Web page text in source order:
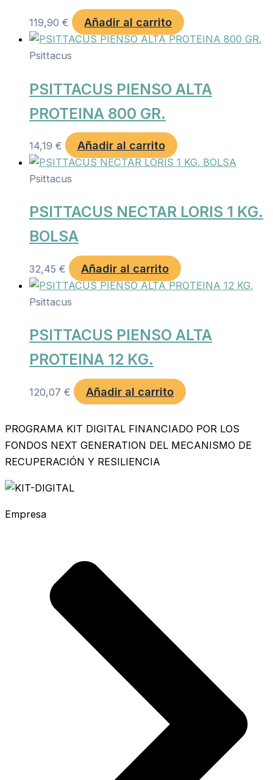
119,90 € Añadir al carrito
Psittacus
PSITTACUS PIENSO ALTA
PROTEINA 800 GR.
14,19 € Añadir al carrito
Psittacus
PSITTACUS NECTAR LORIS 1 KG.
BOLSA
32,45 € Añadir al carrito
Psittacus
PSITTACUS PIENSO ALTA
PROTEINA 12 KG.
120,07 € Añadir al carrito
PROGRAMA KIT DIGITAL FINANCIADO POR LOS
FONDOS NEXT GENERATION DEL MECANISMO DE
RECUPERACIÓN Y RESILIENCIA
Empresa